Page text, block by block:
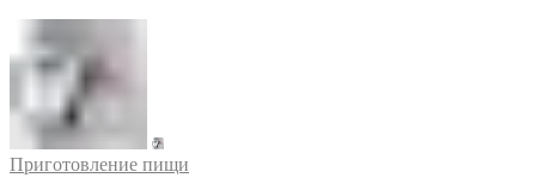
Приготовление пищи